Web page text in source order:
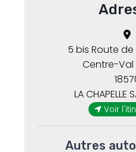
5 bis Route
LA CHAPELLE
Centre-Val
Voir
Autres